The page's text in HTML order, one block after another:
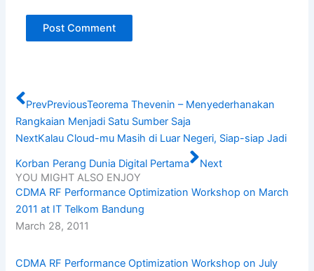
PrevPreviousTeorema Thevenin – Menyederhanakan
Rangkaian Menjadi Satu Sumber Saja
NextKalau Cloud-mu Masih di Luar Negeri, Siap-siap Jadi
Korban Perang Dunia Digital Pertama
Next
YOU MIGHT ALSO ENJOY
CDMA RF Performance Optimization Workshop on March
2011 at IT Telkom Bandung
March 28, 2011
CDMA RF Performance Optimization Workshop on July